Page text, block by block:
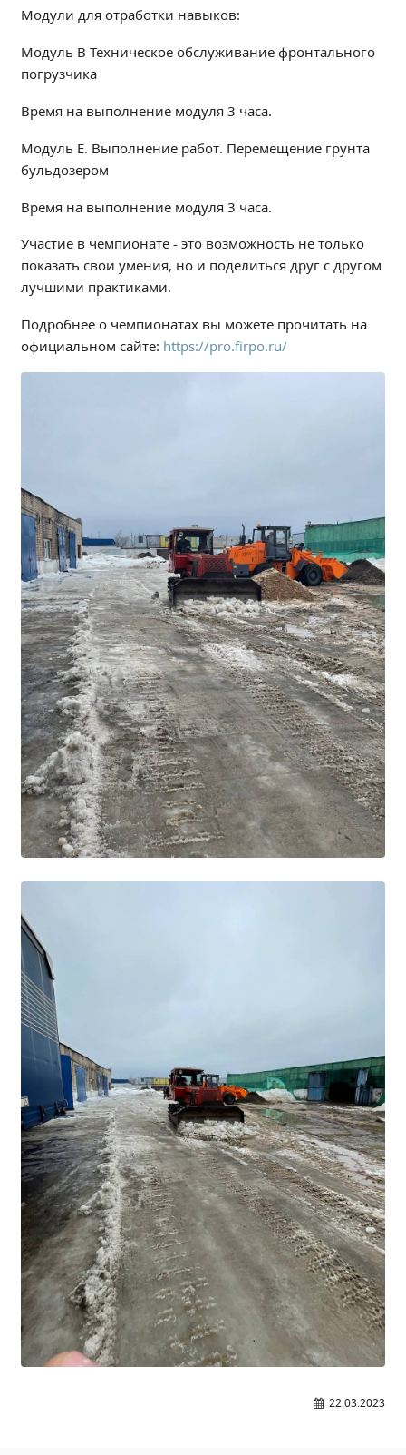
Стипендии и меры поддержки обучающихся
Финансово-хозяйственная деятельность
Международное сотрудничество
Организация питания в образовательной
организации
УЧЕБНАЯ РАБОТА
Расписание занятий
Заочное отделение
Локальные акты
ВОСПИТАТЕЛЬНАЯ РАБОТА
Безопасность на железной дороге
Памятные даты военной истории
Пожарная безопасность
Программа воспитания
Противодействие терроризму
Профилактическая работа
Работа педагога-психолога
Студенческий совет
Студенческий спортивный клуб
МЕТОДИЧЕСКАЯ РАБОТА
В помощь педагогам и мастерам ПО
ПРОЧЕЕ
История нашего техникума
ПОЛЕЗНЫЕ ССЫЛКИ
Общероссийская база вакансий "Работа в
России"
Сбербанк Онлайн - оплачивайте
образовательные услуги
Модули для отработки навыков:
Модуль В Техническое обслуживание фронтального
погрузчика
Время на выполнение модуля 3 часа.
Модуль Е. Выполнение работ. Перемещение грунта
бульдозером
Время на выполнение модуля 3 часа.
Участие в чемпионате - это возможность не только
показать свои умения, но и поделиться друг с другом
лучшими практиками.
Подробнее о чемпионатах вы можете прочитать на
официальном сайте: https://pro.firpo.ru/
22.03.2023